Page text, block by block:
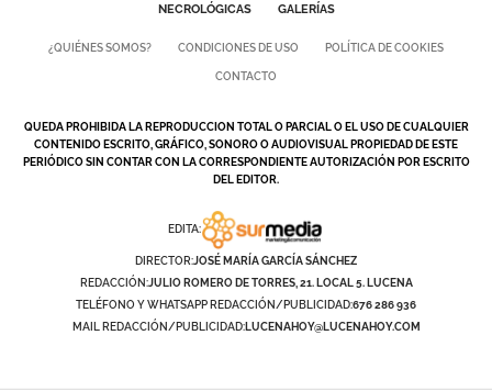
NECROLÓGICAS
GALERÍAS
¿QUIÉNES SOMOS? CONDICIONES DE USO POLÍTICA DE COOKIES
CONTACTO
QUEDA PROHIBIDA LA REPRODUCCION TOTAL O PARCIAL O EL USO DE CUALQUIER
CONTENIDO ESCRITO, GRÁFICO, SONORO O AUDIOVISUAL PROPIEDAD DE ESTE
PERIÓDICO SIN CONTAR CON LA CORRESPONDIENTE AUTORIZACIÓN POR ESCRITO
DEL EDITOR.
EDITA:
DIRECTOR:JOSÉ MARÍA GARCÍA SÁNCHEZ
REDACCIÓN:JULIO ROMERO DE TORRES, 21. LOCAL 5. LUCENA
TELÉFONO Y WHATSAPP REDACCIÓN/PUBLICIDAD:676 286 936
MAIL REDACCIÓN/PUBLICIDAD:LUCENAHOY@LUCENAHOY.COM